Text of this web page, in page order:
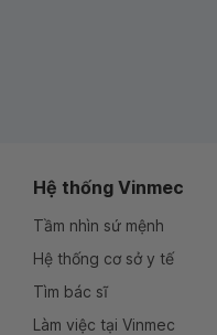
Hệ thống Vinmec
Tầm nhìn sứ mệnh
Hệ thống cơ sở y tế
Tìm bác sĩ
Làm việc tại Vinmec